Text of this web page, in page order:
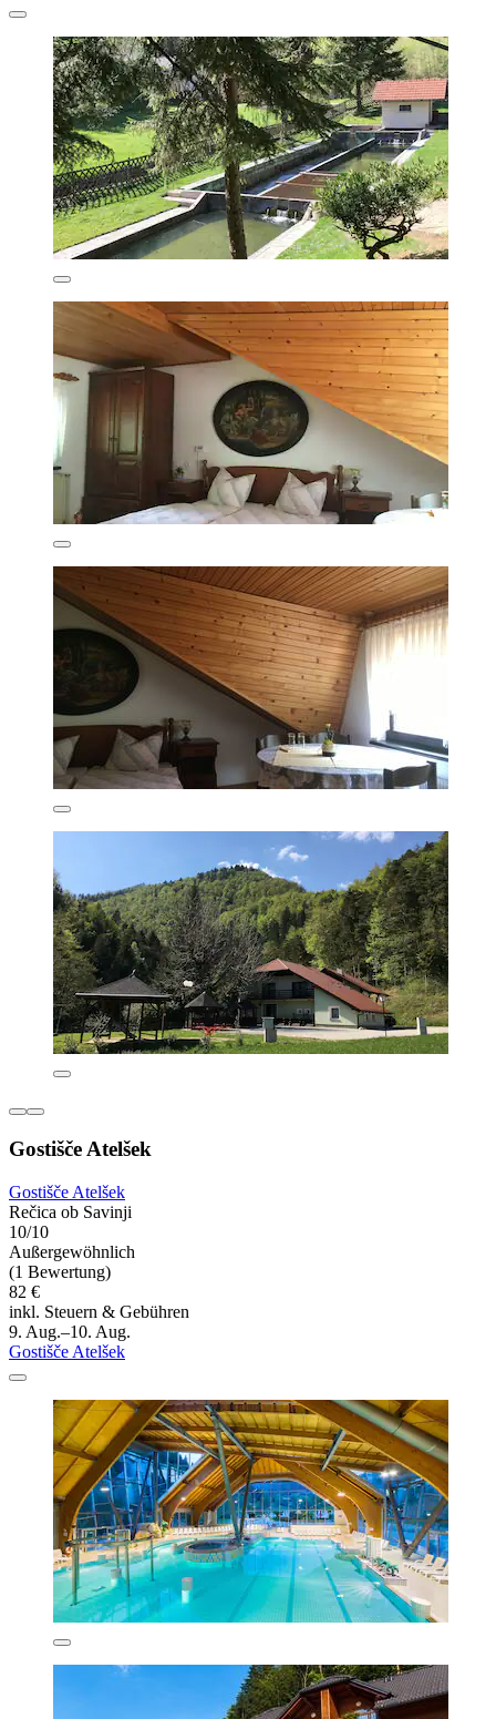
Gostišče Atelšek
Gostišče Atelšek
Rečica ob Savinji
10/10
Außergewöhnlich
(1 Bewertung)
82 €
inkl. Steuern & Gebühren
9. Aug.–10. Aug.
Gostišče Atelšek